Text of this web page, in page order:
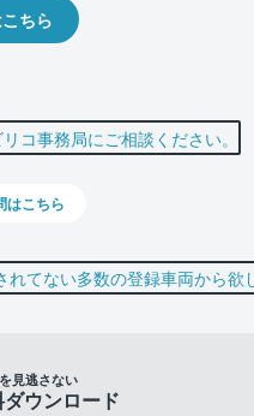
ちら
はこちら
見逃さない
ウンロード